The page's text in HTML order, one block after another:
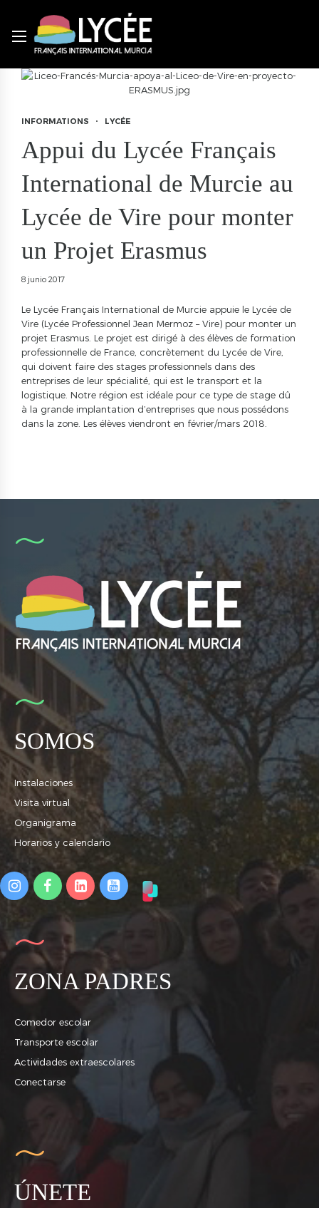
INFORMATIONS LYCÉE
Appui du Lycée Français
International de Murcie au
Lycée de Vire pour monter
un Projet Erasmus
8 junio 2017
Le Lycée Français International de Murcie appuie le Lycée de
Vire (Lycée Professionnel Jean Mermoz – Vire) pour monter un
projet Erasmus. Le projet est dirigé à des élèves de formation
professionnelle de France, concrètement du Lycée de Vire,
qui doivent faire des stages professionnels dans des
entreprises de leur spécialité, qui est le transport et la
logistique. Notre région est idéale pour ce type de stage dû
à la grande implantation d’entreprises que nous possédons
dans la zone. Les élèves viendront en février/mars 2018.
SOMOS
Instalaciones
Visita virtual
Organigrama
Horarios y calendario
ZONA PADRES
Comedor escolar
Transporte escolar
Actividades extraescolares
Conectarse
ÚNETE